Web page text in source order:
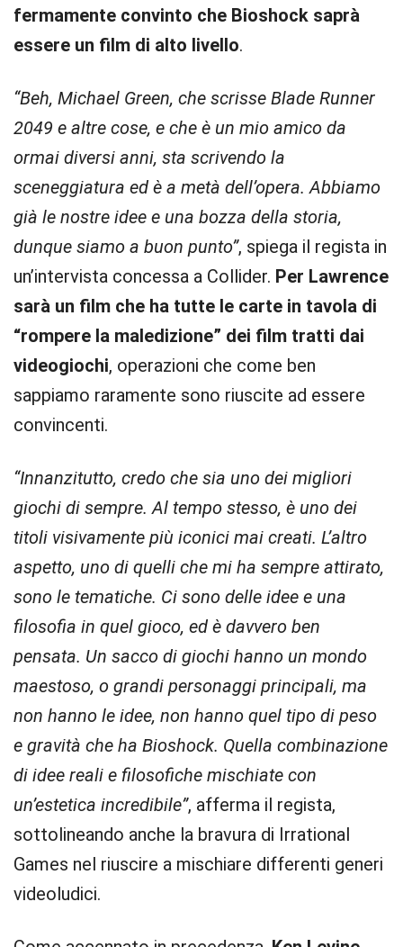
fermamente convinto che Bioshock saprà
essere un film di alto livello.
“Beh, Michael Green, che scrisse Blade Runner
2049 e altre cose, e che è un mio amico da
ormai diversi anni, sta scrivendo la
sceneggiatura ed è a metà dell’opera. Abbiamo
già le nostre idee e una bozza della storia,
dunque siamo a buon punto”, spiega il regista in
un’intervista concessa a Collider. Per Lawrence
sarà un film che ha tutte le carte in tavola di
“rompere la maledizione” dei film tratti dai
videogiochi, operazioni che come ben
sappiamo raramente sono riuscite ad essere
convincenti.
“Innanzitutto, credo che sia uno dei migliori
giochi di sempre. Al tempo stesso, è uno dei
titoli visivamente più iconici mai creati. L’altro
aspetto, uno di quelli che mi ha sempre attirato,
sono le tematiche. Ci sono delle idee e una
filosofia in quel gioco, ed è davvero ben
pensata. Un sacco di giochi hanno un mondo
maestoso, o grandi personaggi principali, ma
non hanno le idee, non hanno quel tipo di peso
e gravità che ha Bioshock. Quella combinazione
di idee reali e filosofiche mischiate con
un’estetica incredibile”, afferma il regista,
sottolineando anche la bravura di Irrational
Games nel riuscire a mischiare differenti generi
videoludici.